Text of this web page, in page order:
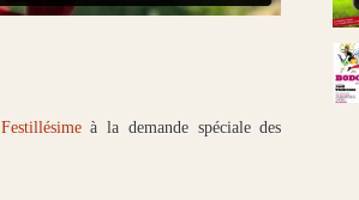
Festillésimeà la demande spéciale des